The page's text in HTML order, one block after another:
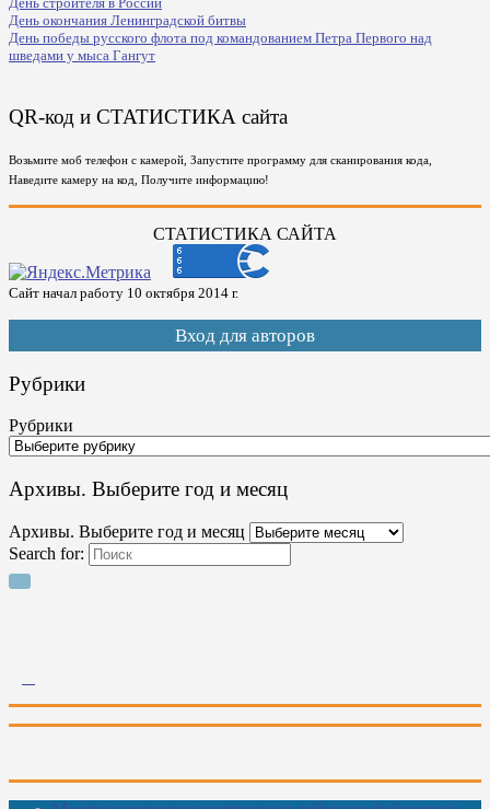
День окончания Ленинградской битвы
День победы русского флота под командованием Петра Первого над
шведами у мыса Гангут
QR-код и СТАТИСТИКА сайта
Возьмите моб телефон с камерой, Запустите программу для сканирования кода,
Наведите камеру на код, Получите информацию!
СТАТИСТИКА САЙТА
Сайт начал работу 10 октября 2014 г.
Вход для авторов
Рубрики
Рубрики
Архивы. Выберите год и месяц
Архивы. Выберите год и месяц
Search for: